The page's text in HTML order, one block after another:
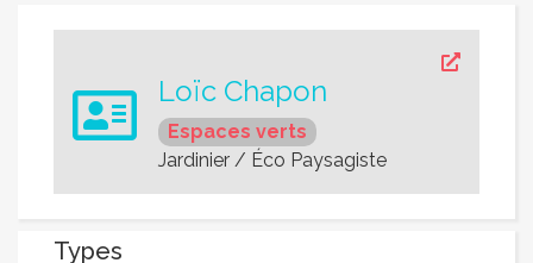
Loïc Chapon
Espaces verts
Jardinier / Éco Paysagiste
Types